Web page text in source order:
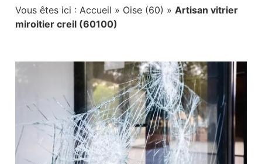
Vous êtes ici : Accueil » Oise (60) » Artisan vitrier
miroitier creil (60100)